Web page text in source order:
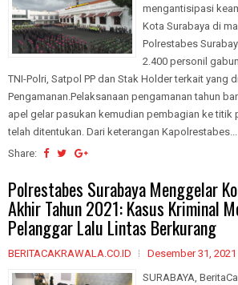
mengantisipasi
Kota Surabaya di
Polrestabes
2.400 personil
TNI-Polri, Satpol PP dan Stak Holder terkait yang
Pengamanan.Pelaksanaan pengamanan tahun
apel gelar pasukan kemudian pembagian ke titik
telah ditentukan. Dari keterangan Kapolrestabes...
Share:
Polrestabes Surabaya Menggelar
Akhir Tahun 2021: Kasus Kriminal
Pelanggar Lalu Lintas Berkurang
BERITACAKRAWALA.CO.ID Desember 31, 2021
SURABAYA,